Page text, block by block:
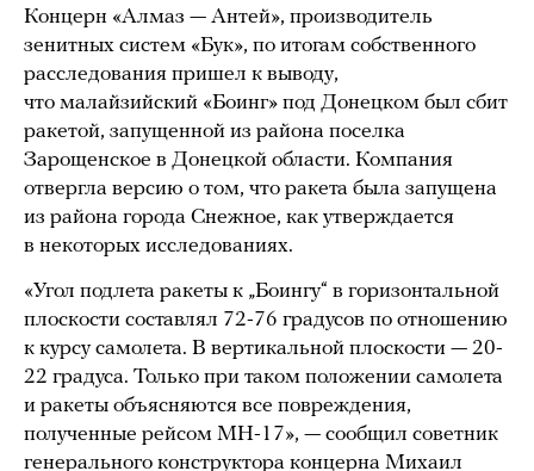
Концерн «Алмаз — Антей», производитель
зенитных систем «Бук», по итогам собственного
расследования пришел к выводу,
что малайзийский «Боинг» под Донецком был сбит
ракетой, запущенной из района поселка
Зарощенское в Донецкой области. Компания
отвергла версию о том, что ракета была запущена
из района города Снежное, как утверждается
в некоторых исследованиях.
«Угол подлета ракеты к „Боингу“ в горизонтальной
плоскости составлял 72-76 градусов по отношению
к курсу самолета. В вертикальной плоскости — 20-
22 градуса. Только при таком положении самолета
и ракеты объясняются все повреждения,
полученные рейсом МН-17», — сообщил советник
генерального конструктора концерна Михаил